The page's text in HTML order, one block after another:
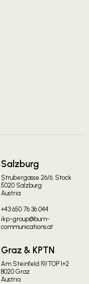
Salzburg
Strubergasse 26/6. Stock
5020 Salzburg
Austria
+43 650 76 36 044
ikp-group@burn-
communications.at
Graz & KPTN
Am Steinfeld 19/TOP 1+2
8020 Graz
Austria